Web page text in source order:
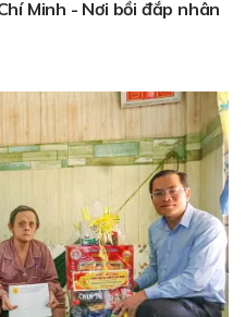
Minh - Nơi bồi đắp nhân